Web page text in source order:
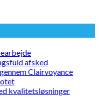
afsked
Clairvoyance
kvalitetsløsninger